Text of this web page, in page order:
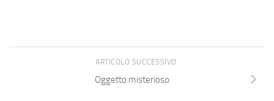
ARTICOLO SUCCESSIVO
Oggetto misterioso